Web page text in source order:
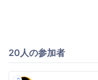
20人の参加者